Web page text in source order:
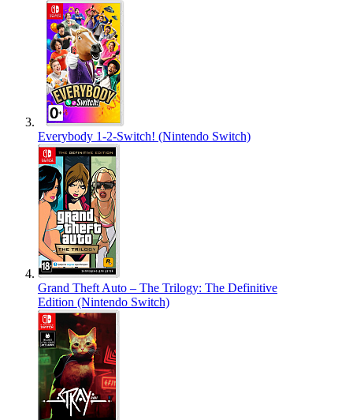
Everybody 1-2-Switch! (Nintendo Switch)
Grand Theft Auto – The Trilogy: The Definitive
Edition (Nintendo Switch)